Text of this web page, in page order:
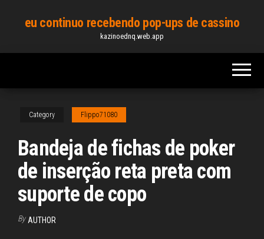
content
eu continuo recebendo pop-ups de cassino
kazinoednq.web.app
Category Flippo71080
Bandeja de fichas de poker
de inserção reta preta com
suporte de copo
By AUTHOR